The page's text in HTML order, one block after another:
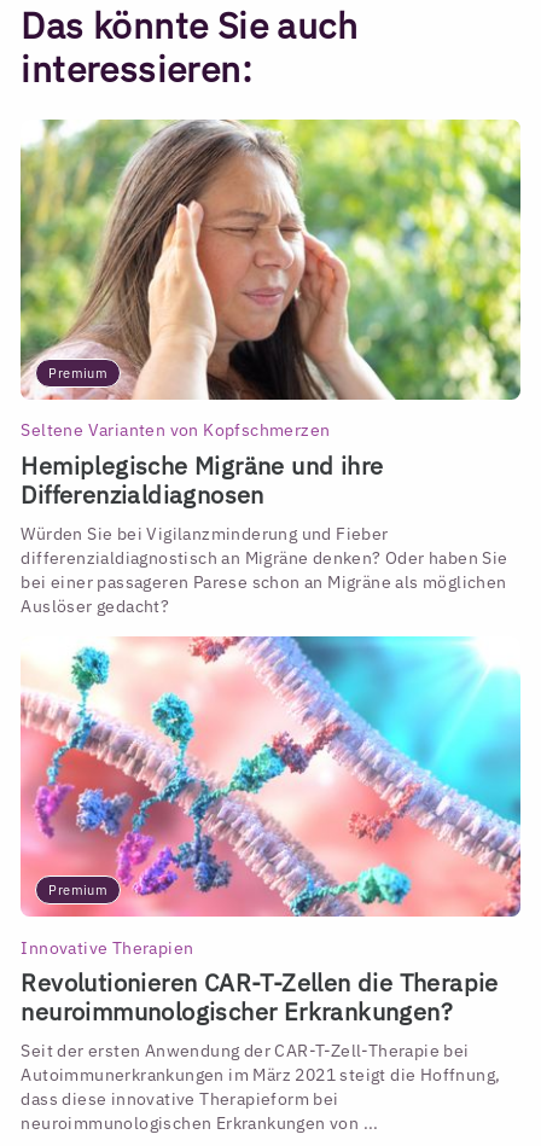
Das könnte Sie auch
interessieren:
Premium
Seltene Varianten von Kopfschmerzen
Hemiplegische Migräne und ihre
Differenzialdiagnosen
Würden Sie bei Vigilanzminderung und Fieber
differenzialdiagnostisch an Migräne denken? Oder haben Sie
bei einer passageren Parese schon an Migräne als möglichen
Auslöser gedacht?
Premium
Innovative Therapien
Revolutionieren CAR-T-Zellen die Therapie
neuroimmunologischer Erkrankungen?
Seit der ersten Anwendung der CAR-T-Zell-Therapie bei
Autoimmunerkrankungen im März 2021 steigt die Hoffnung,
dass diese innovative Therapieform bei
neuroimmunologischen Erkrankungen von ...